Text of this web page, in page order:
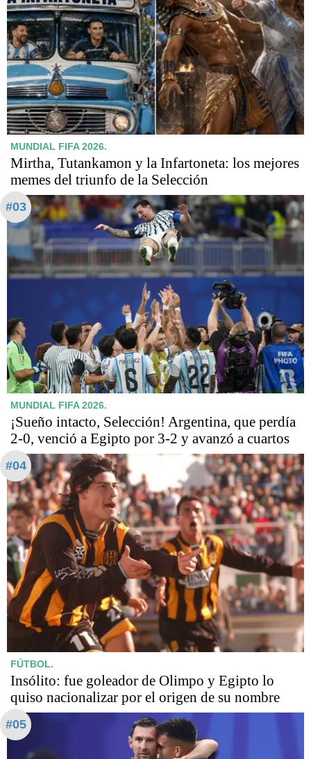
MUNDIAL FIFA 2026.
Mirtha, Tutankamon y la Infartoneta: los mejores
memes del triunfo de la Selección
#03
MUNDIAL FIFA 2026.
¡Sueño intacto, Selección! Argentina, que perdía
2-0, venció a Egipto por 3-2 y avanzó a cuartos
#04
FÚTBOL.
Insólito: fue goleador de Olimpo y Egipto lo
quiso nacionalizar por el origen de su nombre
#05